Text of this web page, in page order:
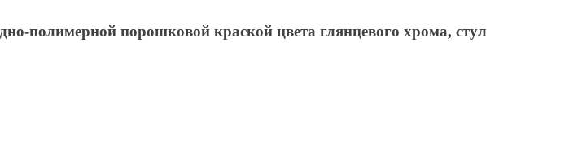
полимерной порошковой краской цвета глянцевого хрома, стул